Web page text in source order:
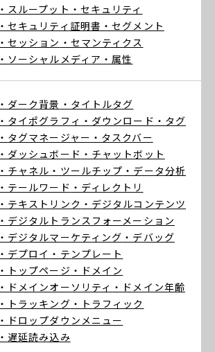
・スループット ・セキュリティ
・セキュリティ証明書 ・セグメント
・セッション ・セマンティクス
・ソーシャルメディア ・属性
・ダーク背景 ・タイトルタグ
・タイポグラフィ ・ダウンロード ・タグ
・タグマネージャー ・タスクバー
・ダッシュボード ・チャットボット
・チャネル ・ツールチップ ・データ分析
・テールワード ・ディレクトリ
・テキストリンク ・デジタルコンテンツ
・デジタルトランスフォーメーション
・デジタルマーケティング ・デバッグ
・デプロイ ・テンプレート
・トップページ ・ドメイン
・ドメインオーソリティ ・ドメイン年齢
・トラッキング ・トラフィック
・ドロップダウンメニュー
・遅延読み込み